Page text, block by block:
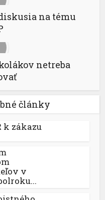
na tému
netreba
články
k zákazu
v